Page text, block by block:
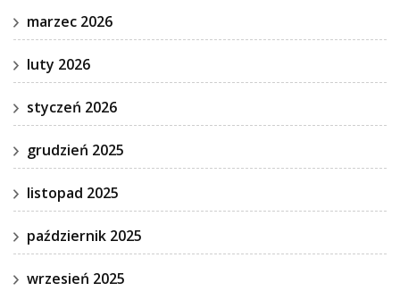
marzec 2026
luty 2026
styczeń 2026
grudzień 2025
listopad 2025
październik 2025
wrzesień 2025